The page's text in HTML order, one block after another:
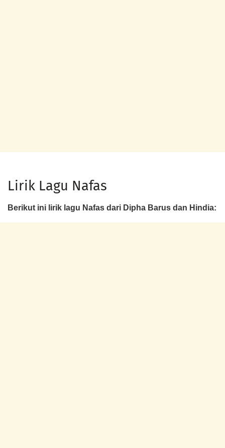
Lirik Lagu Nafas
Berikut ini lirik lagu Nafas dari Dipha Barus dan Hindia: